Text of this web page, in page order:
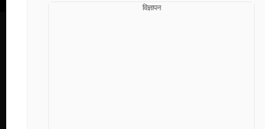
विज्ञापन